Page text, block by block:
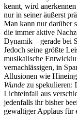
kennt, wird
nur in seiner äußerst
Man kann nur darüber
die immer aktive
Dynamik – gerade bei
Jedoch seine größte
musikalische
vernachlässigen, in
Allusionen wie
Wunde zu spekulieren:
Lichteinfall aus
jedenfalls ihr bisher
gewaltiger Applaus für